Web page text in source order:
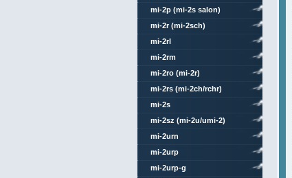
mi-2p (mi-2s salon)
mi-2r (mi-2sch)
mi-2rl
mi-2rm
mi-2ro (mi-2r)
mi-2rs (mi-2ch/rchr)
mi-2s
mi-2sz (mi-2u/umi-2)
mi-2urn
mi-2urp
mi-2urp-g